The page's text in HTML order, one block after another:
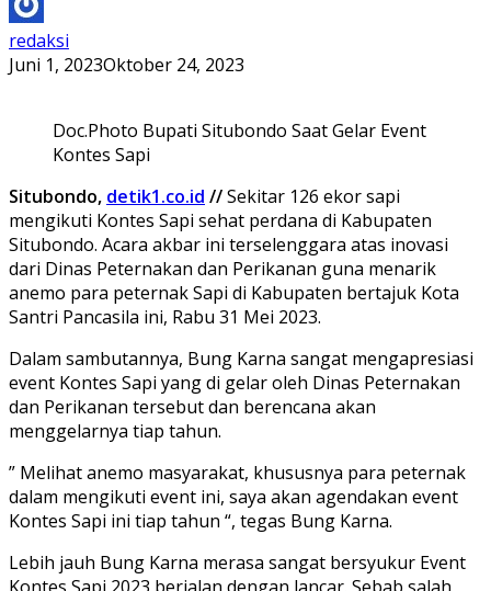
redaksi
Juni 1, 2023Oktober 24, 2023
Doc.Photo Bupati Situbondo Saat Gelar Event
Kontes Sapi
Situbondo, detik1.co.id //Sekitar 126 ekor sapi
mengikuti Kontes Sapi sehat perdana di Kabupaten
Situbondo. Acara akbar ini terselenggara atas inovasi
dari Dinas Peternakan dan Perikanan guna menarik
anemo para peternak Sapi di Kabupaten bertajuk Kota
Santri Pancasila ini, Rabu 31 Mei 2023.
Dalam sambutannya, Bung Karna sangat mengapresiasi
event Kontes Sapi yang di gelar oleh Dinas Peternakan
dan Perikanan tersebut dan berencana akan
menggelarnya tiap tahun.
” Melihat anemo masyarakat, khususnya para peternak
dalam mengikuti event ini, saya akan agendakan event
Kontes Sapi ini tiap tahun “, tegas Bung Karna.
Lebih jauh Bung Karna merasa sangat bersyukur Event